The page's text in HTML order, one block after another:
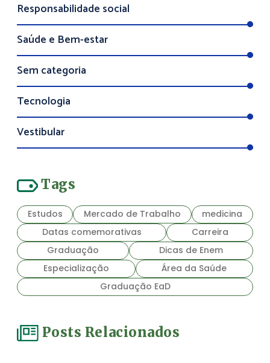
Responsabilidade social
Saúde e Bem-estar
Sem categoria
Tecnologia
Vestibular
Tags
Estudos Mercado de Trabalho
medicina
Datas comemorativas
Carreira
Graduação
Dicas de Enem
Especialização
Área da Saúde
Graduação EaD
Posts Relacionados